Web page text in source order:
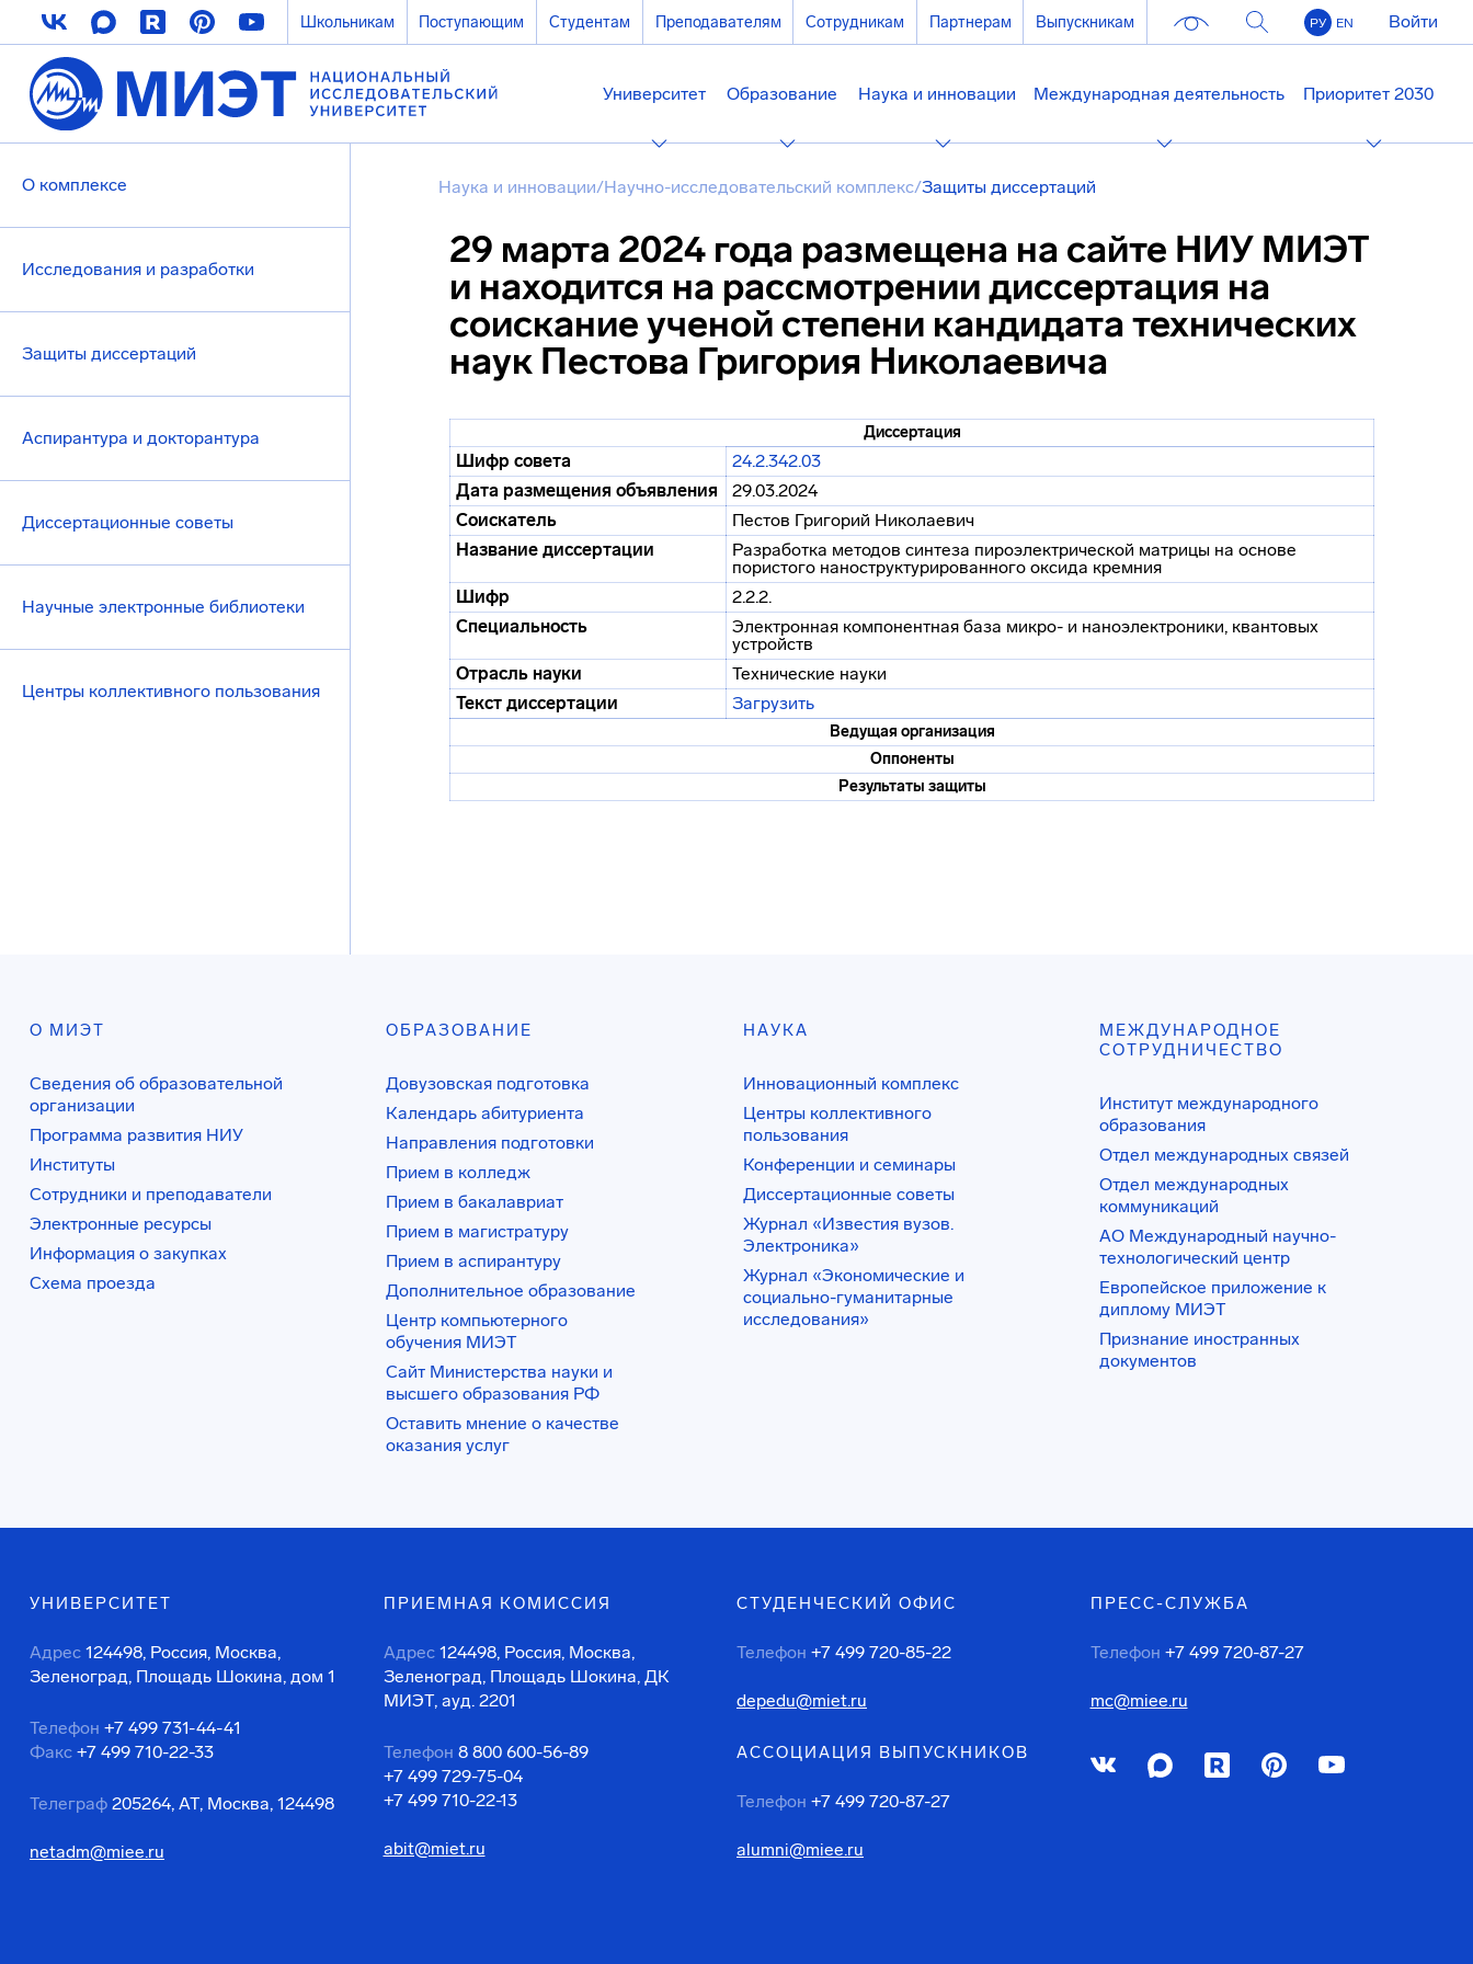
Школьникам Поступающим Студентам Преподавателям Сотрудникам Партнерам Выпускникам РУ EN Войти
Университет Образование Наука и инновации Международная деятельность Приоритет 2030
О комплексе
Исследования и разработки
Защиты диссертаций
Аспирантура и докторантура
Диссертационные советы
Научные электронные библиотеки
Центры коллективного пользования
Наука и инновации/Научно-исследовательский комплекс/Защиты диссертаций
29 марта 2024 года размещена на сайте НИУ МИЭТ
и находится на рассмотрении диссертация на
соискание ученой степени кандидата технических
наук Пестова Григория Николаевича
Диссертация
Шифр совета
24.2.342.03
Дата размещения объявления
29.03.2024
Соискатель
Пестов Григорий Николаевич
Название диссертации
Разработка методов синтеза пироэлектрической матрицы на основе
пористого наноструктурированного оксида кремния
Шифр
2.2.2.
Специальность
Электронная компонентная база микро- и наноэлектроники, квантовых
устройств
Отрасль науки
Технические науки
Текст диссертации
Загрузить
Ведущая организация
Оппоненты
Результаты защиты
О МИЭТ
Сведения об образовательной
организации
Программа развития НИУ
Институты
Сотрудники и преподаватели
Электронные ресурсы
Информация о закупках
Схема проезда
ОБРАЗОВАНИЕ
Довузовская подготовка
Календарь абитуриента
Направления подготовки
Прием в колледж
Прием в бакалавриат
Прием в магистратуру
Прием в аспирантуру
Дополнительное образование
Центр компьютерного
обучения МИЭТ
Сайт Министерства науки и
высшего образования РФ
Оставить мнение о качестве
оказания услуг
НАУКА
Инновационный комплекс
Центры коллективного
пользования
Конференции и семинары
Диссертационные советы
Журнал «Известия вузов.
Электроника»
Журнал «Экономические и
социально-гуманитарные
исследования»
МЕЖДУНАРОДНОЕ
СОТРУДНИЧЕСТВО
Институт международного
образования
Отдел международных связей
Отдел международных
коммуникаций
АО Международный научно-
технологический центр
Европейское приложение к
диплому МИЭТ
Признание иностранных
документов
УНИВЕРСИТЕТ
Адрес 124498, Россия, Москва,
Зеленоград, Площадь Шокина, дом 1
Телефон +7 499 731-44-41
Факс +7 499 710-22-33
Телеграф 205264, АТ, Москва, 124498
netadm@miee.ru
ПРИЕМНАЯ КОМИССИЯ
Адрес 124498, Россия, Москва,
Зеленоград, Площадь Шокина, ДК
МИЭТ, ауд. 2201
Телефон 8 800 600-56-89
+7 499 729-75-04
+7 499 710-22-13
abit@miet.ru
СТУДЕНЧЕСКИЙ ОФИС
Телефон +7 499 720-85-22
depedu@miet.ru
АССОЦИАЦИЯ ВЫПУСКНИКОВ
Телефон +7 499 720-87-27
alumni@miee.ru
ПРЕСС-СЛУЖБА
Телефон +7 499 720-87-27
mc@miee.ru